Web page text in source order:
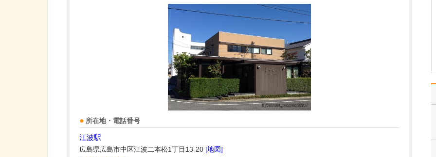
所在地・電話番号
江波駅
広島県広島市中区江波二本松1丁目13-20 [地図]
大きく分けて食事療法、
運動療法、薬物療法があ
りますが、一口に糖尿病
態…